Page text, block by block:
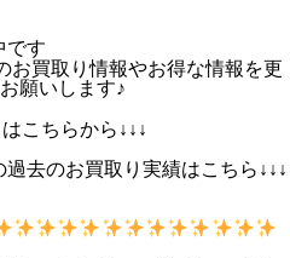
です
お買取り情報やお得な情報を更
願いします♪
こちらから↓↓↓
去のお買取り実績はこちら↓↓↓